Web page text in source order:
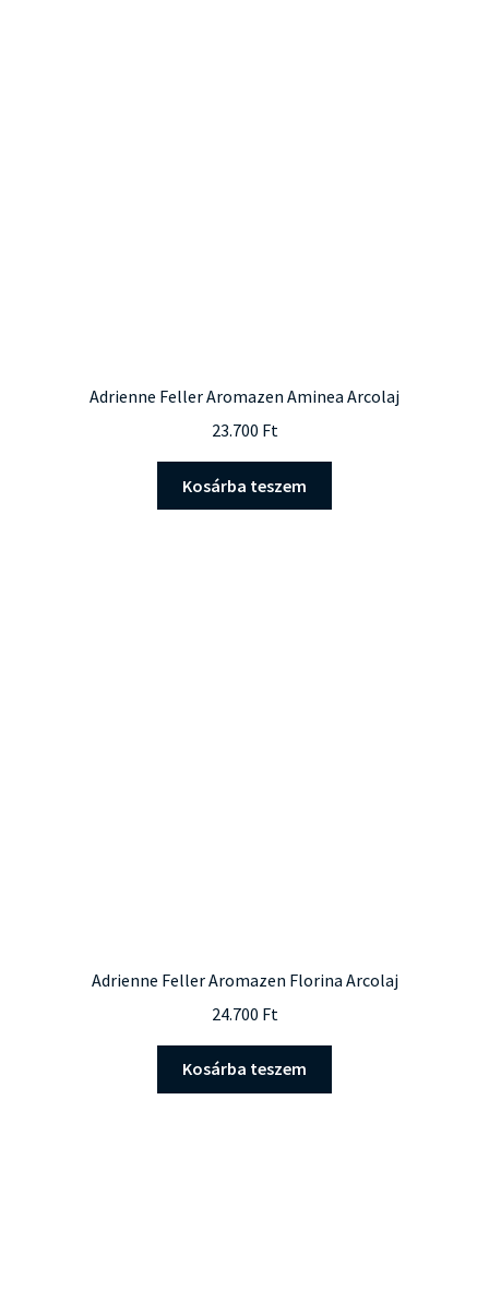
Adrienne Feller Aromazen Aminea Arcolaj
23.700 Ft
Kosárba teszem
Adrienne Feller Aromazen Florina Arcolaj
24.700 Ft
Kosárba teszem